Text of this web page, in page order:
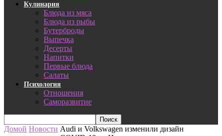
Кулинария
Блюда из мяса
Блюда из рыбы
Бутерброды
Выпечка
Десерты
Напитки
Первые блюда
Салаты
Психология
Отношения
Саморазвитие
Домой Новости Audi и Volkswagen изменили дизайн